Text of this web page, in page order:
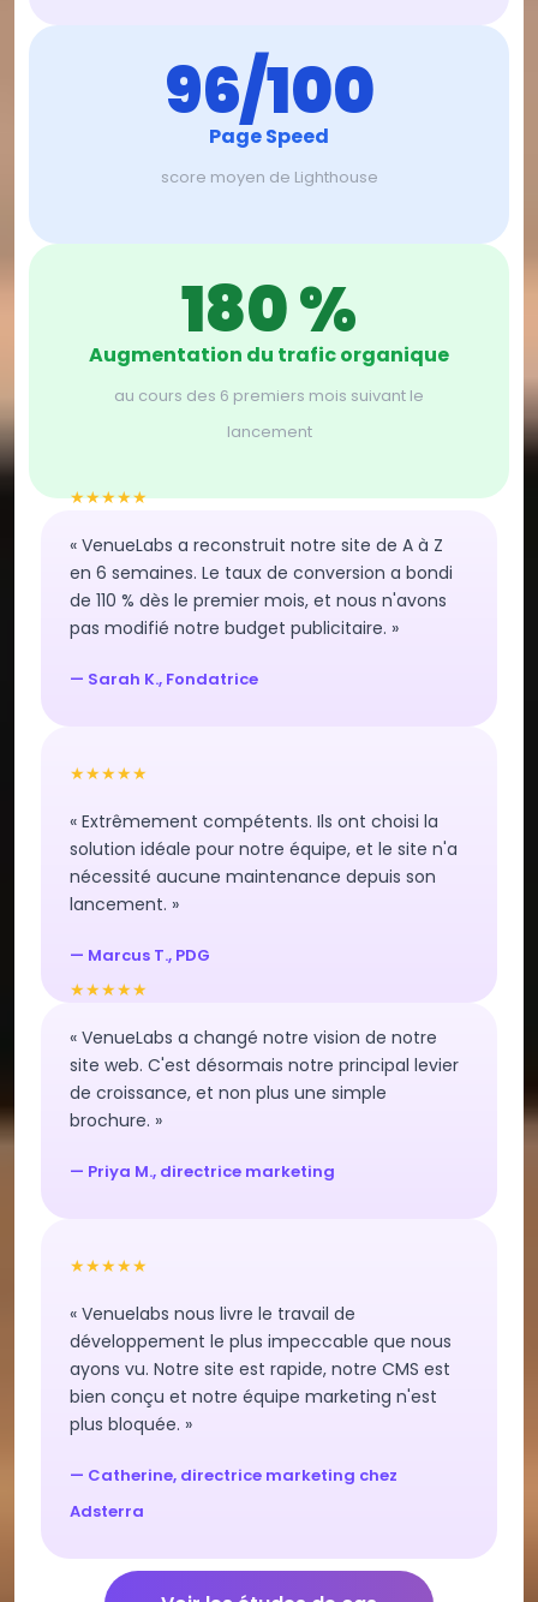
96/100
Page Speed
score moyen de Lighthouse
180 %
Augmentation du trafic organique
au cours des 6 premiers mois suivant le
lancement
★★★★★
« VenueLabs a reconstruit notre site de A à Z
en 6 semaines. Le taux de conversion a bondi
de 110 % dès le premier mois, et nous n'avons
pas modifié notre budget publicitaire. »
— Sarah K., Fondatrice
★★★★★
« Extrêmement compétents. Ils ont choisi la
solution idéale pour notre équipe, et le site n'a
nécessité aucune maintenance depuis son
lancement. »
— Marcus T., PDG
★★★★★
« VenueLabs a changé notre vision de notre
site web. C'est désormais notre principal levier
de croissance, et non plus une simple
brochure. »
— Priya M., directrice marketing
★★★★★
« Venuelabs nous livre le travail de
développement le plus impeccable que nous
ayons vu. Notre site est rapide, notre CMS est
bien conçu et notre équipe marketing n'est
plus bloquée. »
— Catherine, directrice marketing chez
Adsterra